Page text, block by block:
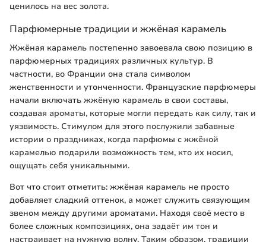
ценилось на вес золота.
Парфюмерные традиции и жжёная карамель
Жжёная карамель постепенно завоевала свою позицию в
парфюмерных традициях различных культур. В
частности, во Франции она стала символом
женственности и утонченности. Французские парфюмеры
начали включать жжёную карамель в свои составы,
создавая ароматы, которые могли передать как силу, так и
уязвимость. Стимулом для этого послужили забавные
истории о праздниках, когда парфюмы с жжёной
карамелью подарили возможность тем, кто их носил,
ощущать себя уникальными.
Вот что стоит отметить: жжёная карамель не просто
добавляет сладкий оттенок, а может служить связующим
звеном между другими ароматами. Находя своё место в
более сложных композициях, она задаёт им тон и
настраивает на нужную волну. Таким образом, традиции